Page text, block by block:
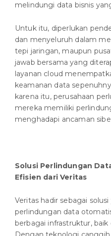
melindungi data bisnis
Untuk itu, diperlukan
dan menyeluruh dalam
tepi jaringan, maupun
jawab bersama yang
layanan cloud
keamanan data
karena itu, perusahaan
mereka memiliki
menghadapi ancaman
Solusi Perlindungan
Efisien dari Veritas
Veritas hadir sebagai
perlindungan data
berbagai infrastruktur,